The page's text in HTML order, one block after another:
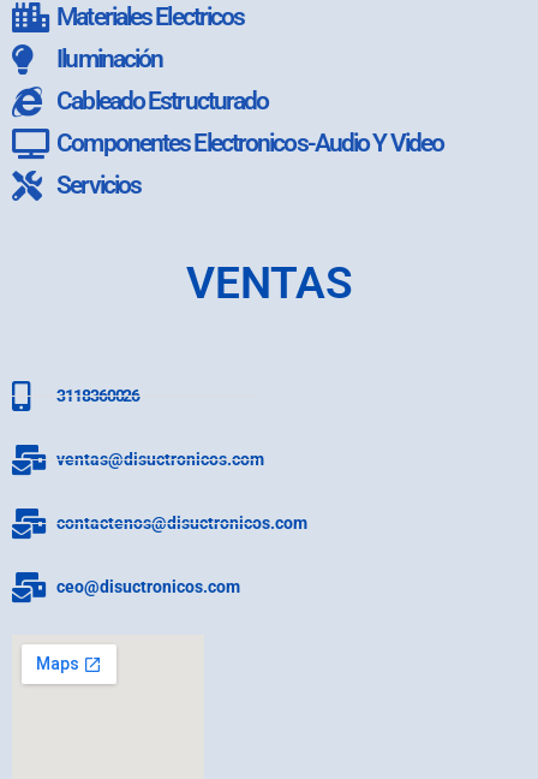
Materiales Electricos
Iluminación
Cableado Estructurado
Componentes Electronicos-Audio Y Video
Servicios
VENTAS
3118360026
ventas@disuctronicos.com
contactenos@disuctronicos.com
ceo@disuctronicos.com